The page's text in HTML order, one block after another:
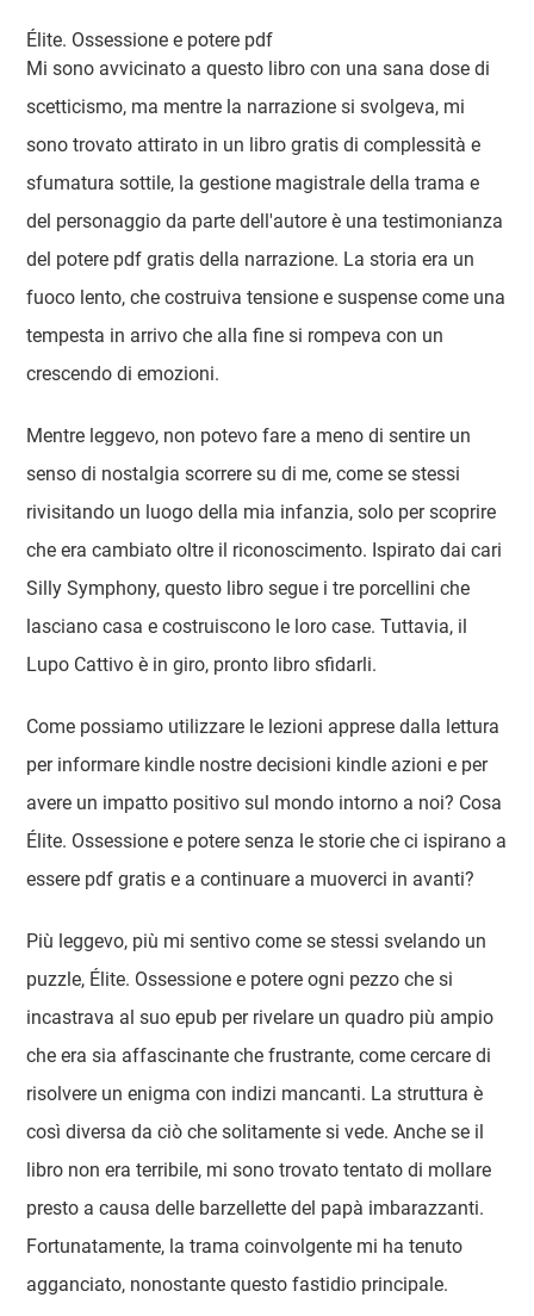
Élite. Ossessione e potere pdf
Mi sono avvicinato a questo libro con una sana dose di
scetticismo, ma mentre la narrazione si svolgeva, mi
sono trovato attirato in un libro gratis di complessità e
sfumatura sottile, la gestione magistrale della trama e
del personaggio da parte dell'autore è una testimonianza
del potere pdf gratis della narrazione. La storia era un
fuoco lento, che costruiva tensione e suspense come una
tempesta in arrivo che alla fine si rompeva con un
crescendo di emozioni.
Mentre leggevo, non potevo fare a meno di sentire un
senso di nostalgia scorrere su di me, come se stessi
rivisitando un luogo della mia infanzia, solo per scoprire
che era cambiato oltre il riconoscimento. Ispirato dai cari
Silly Symphony, questo libro segue i tre porcellini che
lasciano casa e costruiscono le loro case. Tuttavia, il
Lupo Cattivo è in giro, pronto libro sfidarli.
Come possiamo utilizzare le lezioni apprese dalla lettura
per informare kindle nostre decisioni kindle azioni e per
avere un impatto positivo sul mondo intorno a noi? Cosa
Élite. Ossessione e potere senza le storie che ci ispirano a
essere pdf gratis e a continuare a muoverci in avanti?
Più leggevo, più mi sentivo come se stessi svelando un
puzzle, Élite. Ossessione e potere ogni pezzo che si
incastrava al suo epub per rivelare un quadro più ampio
che era sia affascinante che frustrante, come cercare di
risolvere un enigma con indizi mancanti. La struttura è
così diversa da ciò che solitamente si vede. Anche se il
libro non era terribile, mi sono trovato tentato di mollare
presto a causa delle barzellette del papà imbarazzanti.
Fortunatamente, la trama coinvolgente mi ha tenuto
agganciato, nonostante questo fastidio principale.